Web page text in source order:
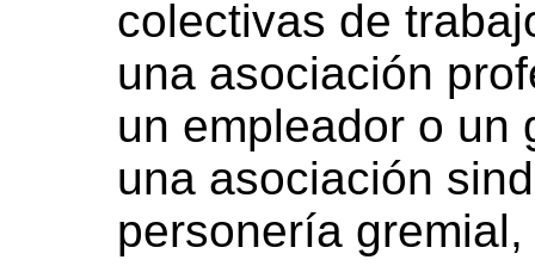
colectivas de
una asociación
un empleador o un
una asociación
personería